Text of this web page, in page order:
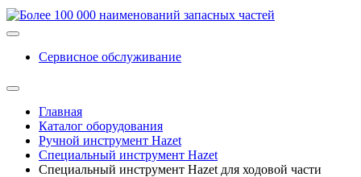
Сервисное обслуживание
Главная
Каталог оборудования
Ручной инструмент Hazet
Специальный инструмент Hazet
Специальный инструмент Hazet для ходовой части